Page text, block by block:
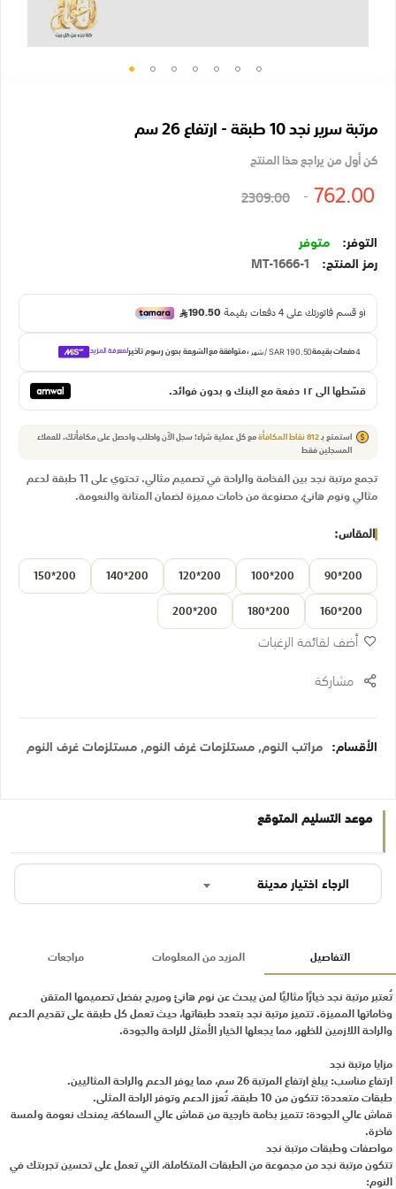
بداية
معرض
مرتبة سرير نجد 10 طبقة - ارتفاع 26 سم
كن أول من يراجع هذا المنتج
762.00
2309.00
متوفر
رمز المنتج
MT-1666-1
قسّطها الي ١٢ دفعة مع البنك و بدون فوائد.
استمتع بـ812نقاط المكافأةمع كل عملية شراء! سجل الآن واطلب واحصل على مكافأتك.للعملاء
المسجلين فقط
تجمع مرتبة نجد بين الفخامة والراحة في تصميم مثالي. تحتوي على 11 طبقة لدعم
مثالي ونوم هانئ، مصنوعة من خامات مميزة لضمان المتانة والنعومة.
المقاس
200*90
200*100
200*120
200*140
200*150
200*160
200*180
200*200
أضف لقائمة الرغبات
مشاركة
الأقسام: مراتب النوم,مستلزمات غرف النوم,مستلزمات غرف النوم
موعد التسليم المتوقع
الرجاء اختيار مدينة
التفاصيل
تُعتبر مرتبة نجد خيارًا مثاليًا لمن يبحث عن نوم هانئ ومريح بفضل تصميمها المتقن
وخاماتها المميزة. تتميز مرتبة نجد بتعدد طبقاتها، حيث تعمل كل طبقة على تقديم الدعم
والراحة اللازمين للظهر، مما يجعلها الخيار الأمثل للراحة والجودة.
مزايا مرتبة نجد
ارتفاع مناسب: يبلغ ارتفاع المرتبة 26 سم، مما يوفر الدعم والراحة المثاليين.
طبقات متعددة: تتكون من 10 طبقة، تُعزز الدعم وتوفر الراحة المثلى.
قماش عالي الجودة: تتميز بخامة خارجية من قماش عالي السماكة، يمنحك نعومة ولمسة
فاخرة.
مواصفات وطبقات مرتبة نجد
تتكون مرتبة نجد من مجموعة من الطبقات المتكاملة، التي تعمل على تحسين تجربتك في
النوم:
المزيد من المعلومات مراجعات